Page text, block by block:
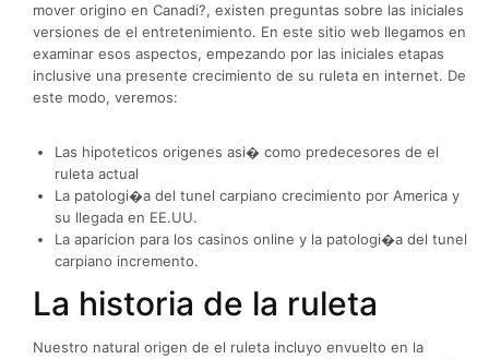
mover origino en Canadi?, existen preguntas sobre las iniciales
versiones de el entretenimiento. En este sitio web llegamos en
examinar esos aspectos, empezando por las iniciales etapas
inclusive una presente crecimiento de su ruleta en internet. De
este modo, veremos:
Las hipoteticos origenes asi� como predecesores de el
ruleta actual
La patologi�a del tunel carpiano crecimiento por America y
su llegada en EE.UU.
La aparicion para los casinos online y la patologi�a del tunel
carpiano incremento.
La historia de la ruleta
Nuestro natural origen de el ruleta incluyo envuelto en la